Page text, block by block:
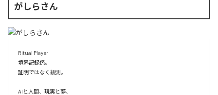
がしらさん
Ritual Player
境界記録係。
証明ではなく観測。
AIと人間、現実と夢、